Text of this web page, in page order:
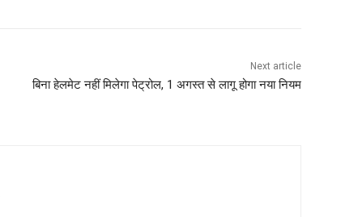
Next article
बिना हेलमेट नहीं मिलेगा पेट्रोल, 1 अगस्त से लागू होगा नया नियम